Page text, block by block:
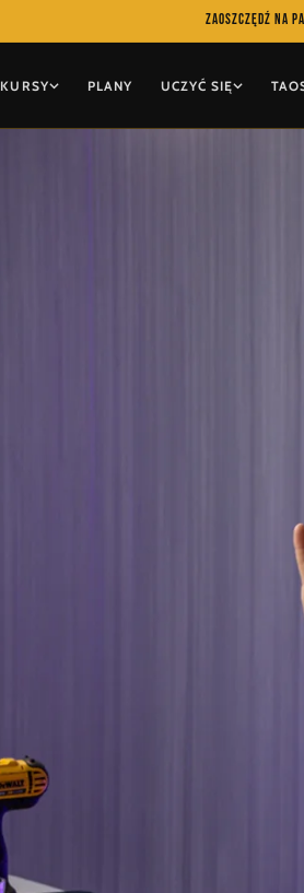
Zaoszczędź na
KURSY PLANY UCZYĆ SIĘ